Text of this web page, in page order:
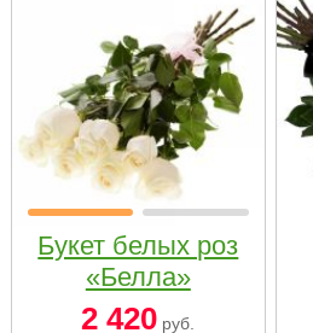
Букет белых роз
«Белла»
2 420 руб.